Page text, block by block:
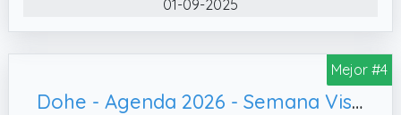
01-09-2025
Mejor #4
Dohe - Agenda 2026 - Semana Vista, Planificador Anual en Español - Syncro Azul